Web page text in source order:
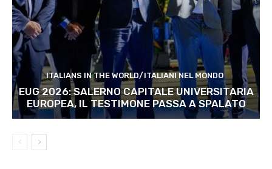
ITALIANS IN THE WORLD/ITALIANI NEL MONDO
EUG 2026: SALERNO CAPITALE UNIVERSITARIA
EUROPEA, IL TESTIMONE PASSA A SPALATO